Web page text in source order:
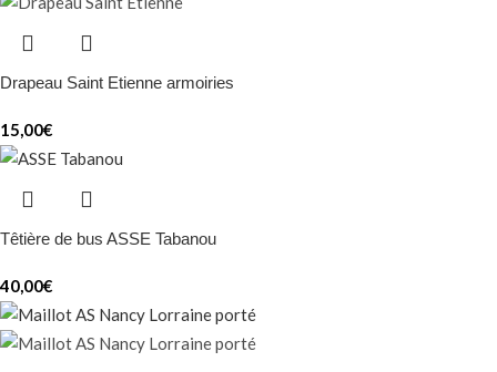
Drapeau Saint Etienne armoiries
15,00€
Têtière de bus ASSE Tabanou
40,00€